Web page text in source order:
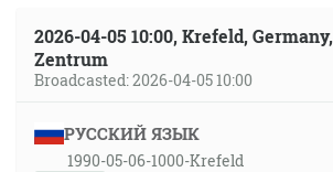
2026-04-05 10:00, Krefeld,
Zentrum
Broadcasted: 2026-04-05 10:00
РУССКИЙ ЯЗЫК
1990-05-06-1000-Krefeld